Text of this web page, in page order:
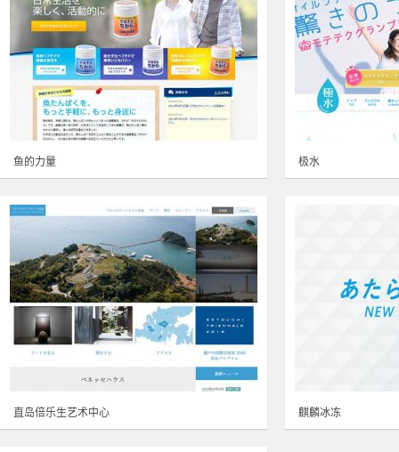
鱼的力量 极水
直岛倍乐生艺术中心 麒麟冰冻